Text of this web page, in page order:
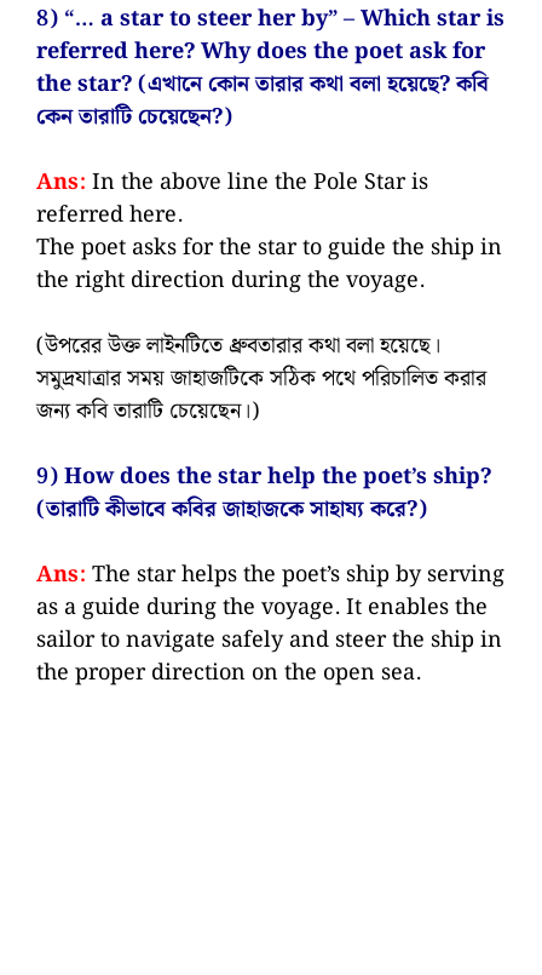
8) “… a star to steer her by” – Which star is
referred here? Why does the poet ask for
the star? (এখানে কোন তারার কথা বলা হয়েছে? কবি
কেন তারাটি চেয়েছেন?)
Ans: In the above line the Pole Star is
referred here.
The poet asks for the star to guide the ship in
the right direction during the voyage.
(উপরের উক্ত লাইনটিতে ধ্রুবতারার কথা বলা হয়েছে।
সমুদ্রযাত্রার সময় জাহাজটিকে সঠিক পথে পরিচালিত করার
জন্য কবি তারাটি চেয়েছেন।)
9) How does the star help the poet’s ship?
(তারাটি কীভাবে কবির জাহাজকে সাহায্য করে?)
Ans: The star helps the poet’s ship by serving
as a guide during the voyage. It enables the
sailor to navigate safely and steer the ship in
the proper direction on the open sea.